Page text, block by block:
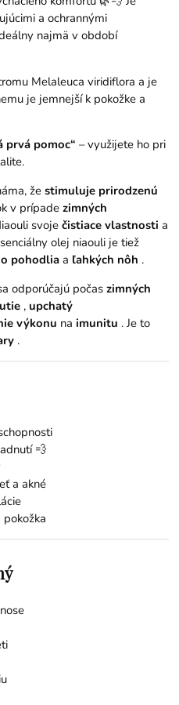
a ochrannými
najmä v období
Melaleuca viridiflora a je
je jemnejší k pokožke a
prvá pomoc“ – využijete ho pri
žestimuluje prirodzenú
v prípadezimných
svoječistiace vlastnosti a
olej niaouli je tiež
pohodlia a ľahkých nôh .
odporúčajú počaszimných
, upchatý
výkonu naimunitu . Je to
.
💨
a akné